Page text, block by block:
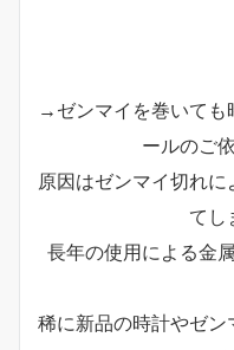
→ゼンマイを巻いても
ールのご
原因はゼンマイ切れ
てし
長年の使用による金
稀に新品の時計やゼン